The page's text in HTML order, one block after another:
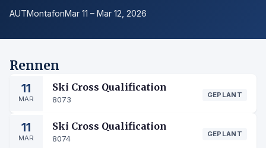
AUTMontafonMar 11 – Mar 12, 2026
Rennen
11
MAR
Ski Cross Qualification
8073
GEPLANT
11
MAR
Ski Cross Qualification
8074
GEPLANT